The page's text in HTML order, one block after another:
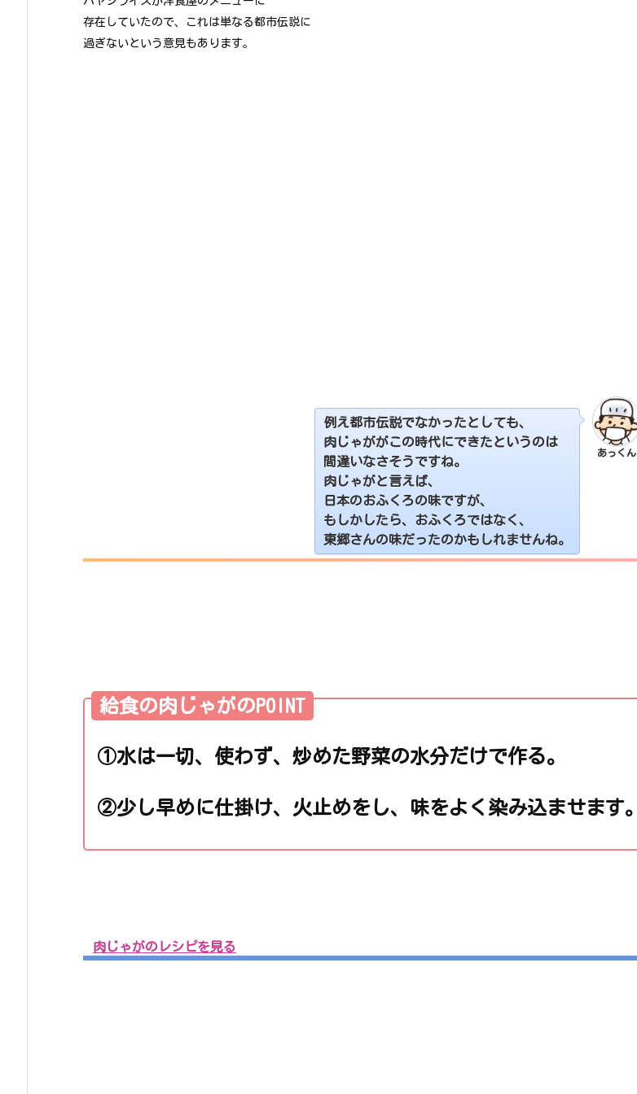
存在していたので、これは単なる都市伝説に
過ぎないという意見もあります。
あっくん
例え都市伝説でなかったとしても、
肉じゃががこの時代にできたというのは
間違いなさそうですね。
肉じゃがと言えば、
日本のおふくろの味ですが、
もしかしたら、おふくろではなく、
東郷さんの味だったのかもしれませんね。
給食の肉じゃがのPOINT
①水は一切、使わず、炒めた野菜の水分だけで作る。
②少し早めに仕掛け、 火止めをし、 味をよく染み込ませます。
肉じゃがのレシピを見る